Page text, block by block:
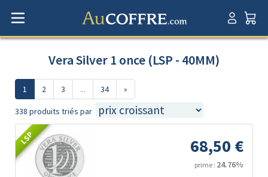
Vera Silver 1 once (LSP - 40MM)
1 2 3 ... 34 »
338 produits triés par
LSP 68,50 €
prime : 24.76%